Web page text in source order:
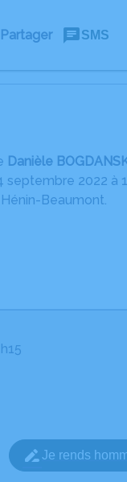
Partager SMS
Danièle B
2022 à
Beaumont.
Je rends